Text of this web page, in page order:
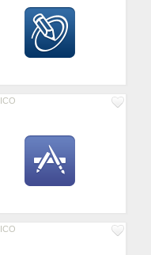
ICO
ICO